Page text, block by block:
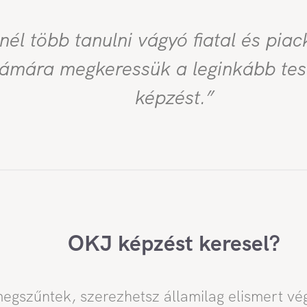
több tanulni vágyó fiatal és
megkeressük a leginkább
képzést.”
OKJ képzést keresel?
szerezhetsz államilag elismert